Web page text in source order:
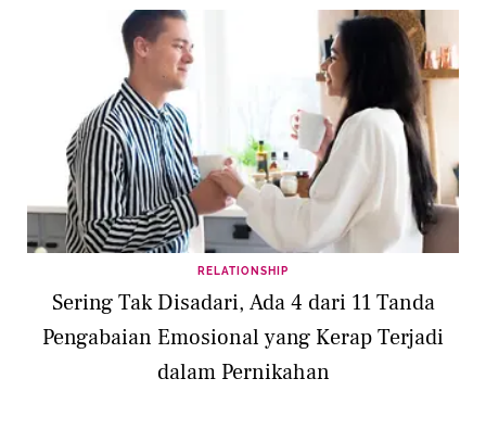
RELATIONSHIP
Sering Tak Disadari, Ada 4 dari 11 Tanda
Pengabaian Emosional yang Kerap Terjadi
dalam Pernikahan